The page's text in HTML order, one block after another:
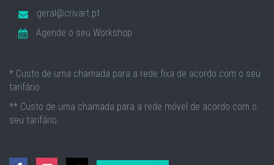
geral@crivart.pt
Agende o seu Workshop
* Custo de uma chamada para a rede fixa de acordo com o seu
tarifário.
** Custo de uma chamada para a rede móvel de acordo com o
seu tarifário.